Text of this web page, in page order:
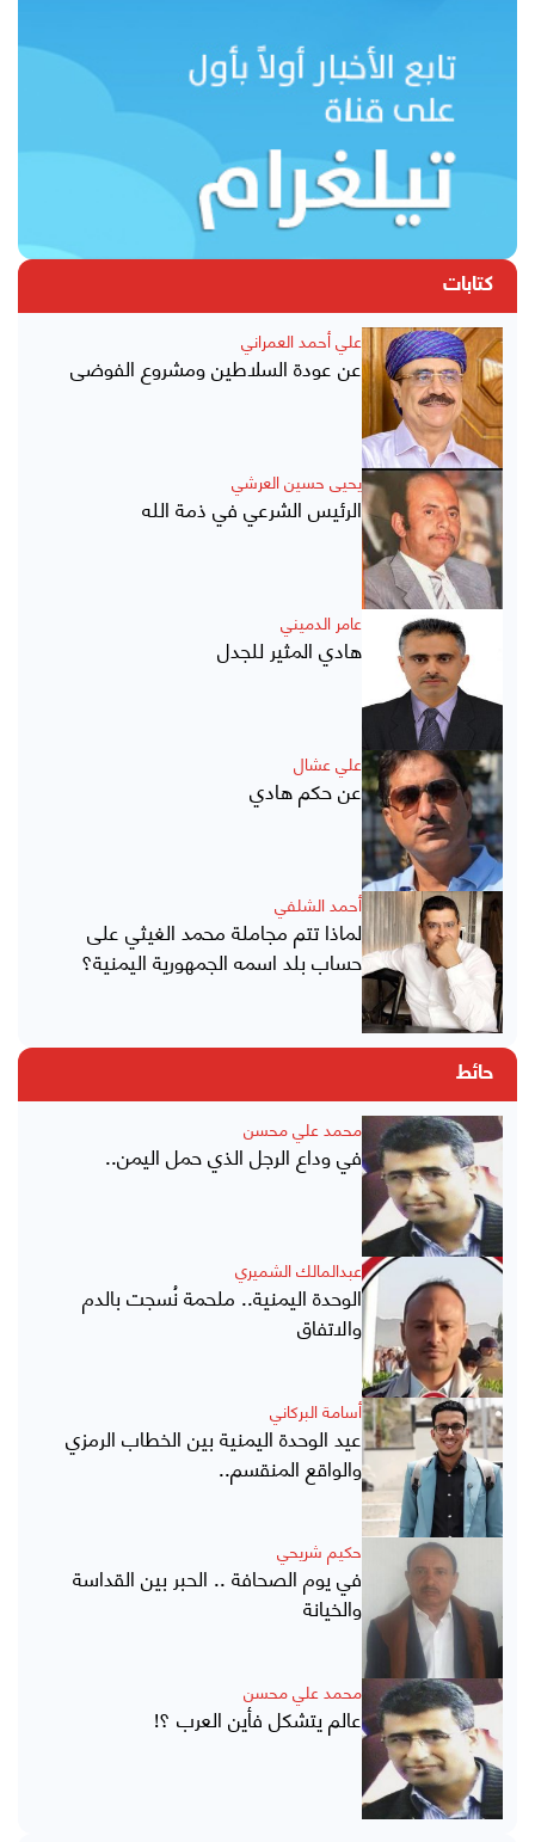
كتابات
علي أحمد العمراني
عن عودة السلاطين ومشروع الفوضى
يحيى حسين العرشي
الرئيس الشرعي في ذمة الله
عامر الدميني
هادي المثير للجدل
علي عشال
عن حكم هادي
أحمد الشلفي
لماذا تتم مجاملة محمد الغيثي على
حساب بلد اسمه الجمهورية اليمنية؟
حائط
محمد علي محسن
في وداع الرجل الذي حمل اليمن..
عبدالمالك الشميري
الوحدة اليمنية.. ملحمة نُسجت بالدم
والاتفاق
أسامة البركاني
عيد الوحدة اليمنية بين الخطاب الرمزي
والواقع المنقسم..
حكيم شريحي
في يوم الصحافة .. الحبر بين القداسة
والخيانة
محمد علي محسن
عالم يتشكل فأين العرب ؟!